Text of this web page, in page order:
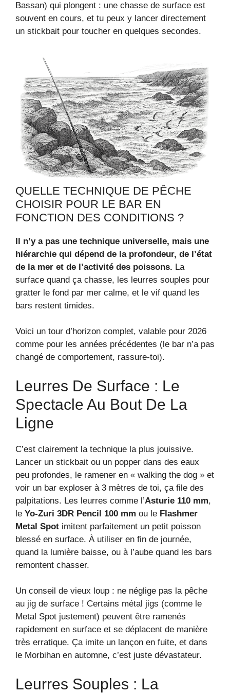
Bassan) qui plongent : une chasse de surface est
souvent en cours, et tu peux y lancer directement
un stickbait pour toucher en quelques secondes.
QUELLE TECHNIQUE DE PÊCHE
CHOISIR POUR LE BAR EN
FONCTION DES CONDITIONS ?
Il n’y a pas une technique universelle, mais une
hiérarchie qui dépend de la profondeur, de l’état
de la mer et de l’activité des poissons. La
surface quand ça chasse, les leurres souples pour
gratter le fond par mer calme, et le vif quand les
bars restent timides.
Voici un tour d’horizon complet, valable pour 2026
comme pour les années précédentes (le bar n’a pas
changé de comportement, rassure-toi).
Leurres De Surface : Le
Spectacle Au Bout De La
Ligne
C’est clairement la technique la plus jouissive.
Lancer un stickbait ou un popper dans des eaux
peu profondes, le ramener en « walking the dog » et
voir un bar exploser à 3 mètres de toi, ça file des
palpitations. Les leurres comme l’Asturie 110 mm,
le Yo-Zuri 3DR Pencil 100 mm ou le Flashmer
Metal Spot imitent parfaitement un petit poisson
blessé en surface. À utiliser en fin de journée,
quand la lumière baisse, ou à l’aube quand les bars
remontent chasser.
Un conseil de vieux loup : ne néglige pas la pêche
au jig de surface ! Certains métal jigs (comme le
Metal Spot justement) peuvent être ramenés
rapidement en surface et se déplacent de manière
très erratique. Ça imite un lançon en fuite, et dans
le Morbihan en automne, c’est juste dévastateur.
Leurres Souples : La